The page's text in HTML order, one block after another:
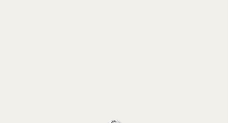
Productos Destacados